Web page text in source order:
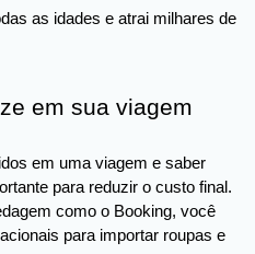
as idades e atrai milhares de
em sua viagem
em uma viagem e saber
para reduzir o custo final.
como o Booking, você
para importar roupas e